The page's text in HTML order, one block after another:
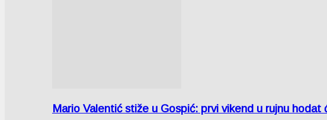
Mario Valentić stiže u Gospić: prvi vikend u rujnu